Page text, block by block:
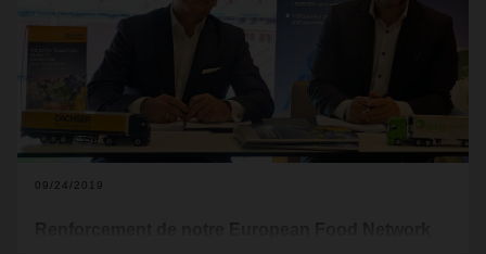
09/24/2019